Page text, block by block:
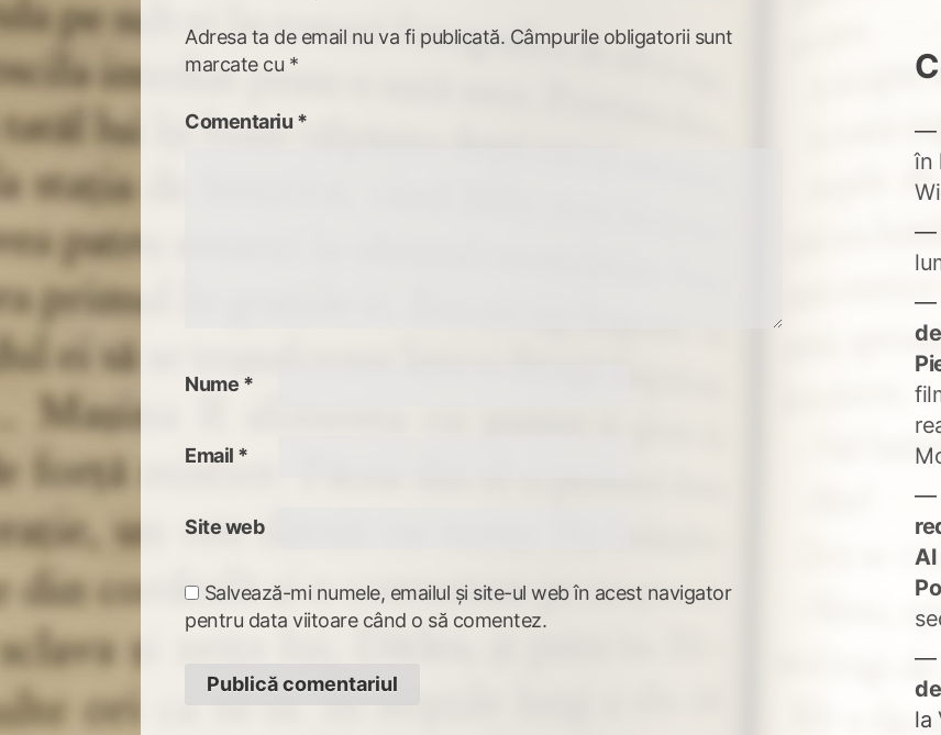
Adresa ta de email nu va fi publicată. Câmpurile obligatorii sunt
marcate cu *
Comentariu *
Nume *
Email *
Site web
Salvează-mi numele, emailul și site-ul web în acest navigator
pentru data viitoare când o să comentez.
în
Al
la